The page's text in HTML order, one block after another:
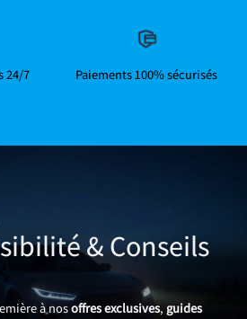
24/7 Paiements 100% sécurisés
& Conseils
à nosoffres exclusives, guides